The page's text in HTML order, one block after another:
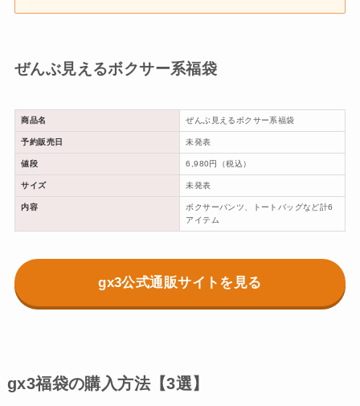
ぜんぶ見えるボクサー系福袋
商品名 ぜんぶ見えるボクサー系福袋
予約販売日 未発表
値段 6,980円（税込）
サイズ 未発表
内容
ボクサーパンツ、トートバッグなど計6
アイテム
gx3公式通販サイトを見る
gx3福袋の購入方法【3選】